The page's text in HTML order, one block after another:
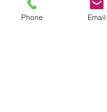
klīniskais un veselības
Korsaka-Pumpure;
Phone Email